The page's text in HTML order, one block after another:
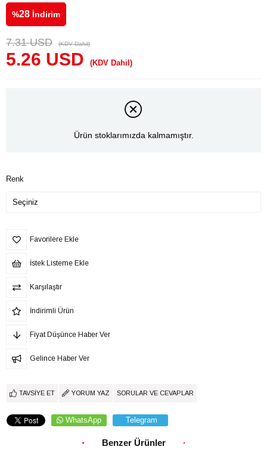
%28 İndirim
7.31 USD (KDV Dahil)
5.26 USD (KDV Dahil)
Ürün stoklarımızda kalmamıştır.
Renk
Favorilere Ekle
İstek Listeme Ekle
Karşılaştır
İndirimli Ürün
Fiyat Düşünce Haber Ver
Gelince Haber Ver
TAVSIYE ET YORUM YAZ SORULAR VE CEVAPLAR
WhatsApp Telegram
Benzer Ürünler